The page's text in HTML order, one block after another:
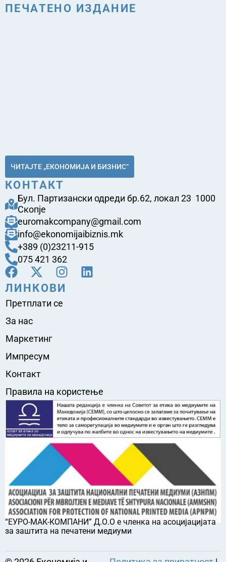
ПЕЧАТЕНО ИЗДАНИЕ
ЧИТАЈТЕ „ЕКОНОМИЈА И БИЗНИС“
КОНТАКТ
Бул. Партизански одреди бр.62, локал 23 1000
Скопје
euromakcompany@gmail.com
info@ekonomijaibiznis.mk
+389 (0)23211-915
075 421 362
ЛИНКОВИ
Претплати се
За нас
Маркетинг
Импресум
Контакт
Правила на користење
“ЕУРО-МАК-КОМПАНИ” Д.О.О е членка на асоцијацијата
за заштита на печатени медиуми